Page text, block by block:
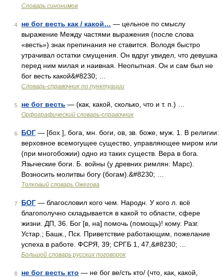
Словарь синонимов
4 не бог весть как / какой… — цельное по смыслу
выражение Между частями выражения (после слова
«весть») знак препинания не ставится. Володя быстро
утрачивал остатки смущения. Он вдруг увидел, что девушка
перед ним милая и наивная. Неопытная. Он и сам был не
бог весть какой&#8230; …
Словарь-справочник по пунктуации
5 не бог весть — (как, какой, сколько, что и т. п.) …
Орфографический словарь-справочник
6 БОГ — [бох ], бога, мн. боги, ов, зв. боже, муж. 1. В религии:
верховное всемогущее существо, управляющее миром или
(при многобожии) одно из таких существ. Вера в бога.
Языческие боги. Б. войны (у древних римлян: Марс).
Возносить молитвы богу (богам).&#8230; …
Толковый словарь Ожегова
7 БОГ — благословил кого чем. Народн. У кого л. всё
благополучно складывается в какой то области, сфере
жизни. ДП, 36. Бог [в, на] помочь (помощь)! кому. Разг.
Устар.; Башк., Пск. Приветствие работающим, пожелание
успеха в работе. ФСРЯ, 39; СРГБ 1, 47,&#8230; …
Большой словарь русских поговорок
8 не бог весть кто — не бог ве/сть кто/ (что, как, какой,